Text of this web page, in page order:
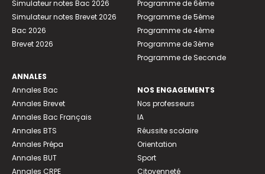
Simulateur notes Bac 2026
Simulateur notes Brevet 2026
Bac 2026
Brevet 2026
ANNALES
Annales Bac
Annales Brevet
Annales Bac Français
Annales BTS
Annales Prépa
Annales BUT
Annales CRPE
Programme de 6ème
Programme de 5ème
Programme de 4ème
Programme de 3ème
Programme de Seconde
NOS ENGAGEMENTS
Nos professeurs
IA
Réussite scolaire
Orientation
Sport
Citoyenneté